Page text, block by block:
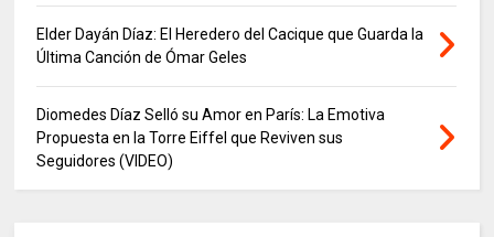
Elder Dayán Díaz: El Heredero del Cacique que Guarda la
Última Canción de Ómar Geles
Diomedes Díaz Selló su Amor en París: La Emotiva
Propuesta en la Torre Eiffel que Reviven sus
Seguidores (VIDEO)